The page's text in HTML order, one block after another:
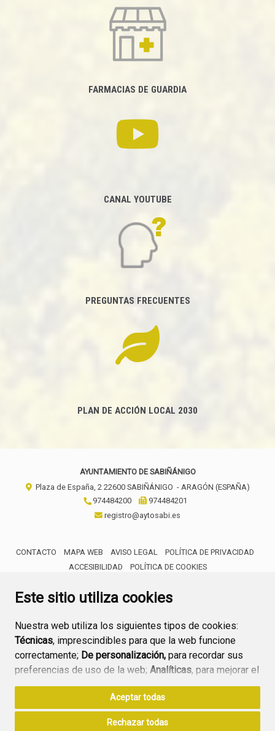
Este sitio utiliza cookies
Nuestra web utiliza los siguientes tipos de cookies:
Técnicas, imprescindibles para que la web funcione
correctamente; De personalización, para recordar sus
preferencias de uso de la web; Analíticas, para mejorar el
funcionamiento de la web y sus servicios.
Si acepta pulsando el botón“Aceptar todas”
consideramos que acepta su uso. Si pulsa el botón
Aceptar todas
Rechazar todas
FARMACIAS DE GUARDIA
CANAL YOUTUBE
PREGUNTAS FRECUENTES
PLAN DE ACCIÓN LOCAL 2030
AYUNTAMIENTO DE SABIÑÁNIGO
Plaza de España, 2 22600 SABIÑÁNIGO - ARAGÓN (ESPAÑA)
974484200
974484201
registro@aytosabi.es
CONTACTO MAPA WEB AVISO LEGAL
POLÍTICA DE PRIVACIDAD
ACCESIBILIDAD
POLÍTICA DE COOKIES